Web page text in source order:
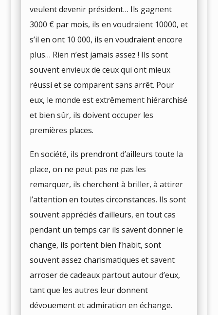
veulent devenir président… Ils gagnent
3000 € par mois, ils en voudraient 10000, et
s’il en ont 10 000, ils en voudraient encore
plus… Rien n’est jamais assez ! Ils sont
souvent envieux de ceux qui ont mieux
réussi et se comparent sans arrêt. Pour
eux, le monde est extrêmement hiérarchisé
et bien sûr, ils doivent occuper les
premières places.
En société, ils prendront d’ailleurs toute la
place, on ne peut pas ne pas les
remarquer, ils cherchent à briller, à attirer
l’attention en toutes circonstances. Ils sont
souvent appréciés d’ailleurs, en tout cas
pendant un temps car ils savent donner le
change, ils portent bien l’habit, sont
souvent assez charismatiques et savent
arroser de cadeaux partout autour d’eux,
tant que les autres leur donnent
dévouement et admiration en échange.